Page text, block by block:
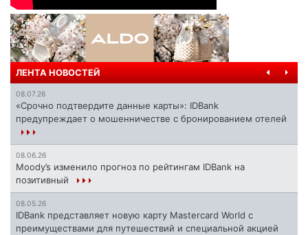
ЛЕНТА НОВОСТЕЙ
08.07.26
«Срочно подтвердите данные карты»: IDBank
предупреждает о мошенничестве с бронированием отелей
08.06.26
Moody’s изменило прогноз по рейтингам IDBank на
позитивный
08.05.26
IDBank представляет новую карту Mastercard World с
преимуществами для путешествий и специальной акцией